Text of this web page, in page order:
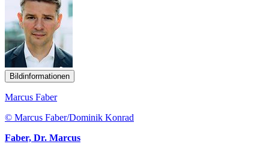
Bildinformationen
Marcus Faber
© Marcus Faber/Dominik Konrad
Faber, Dr. Marcus